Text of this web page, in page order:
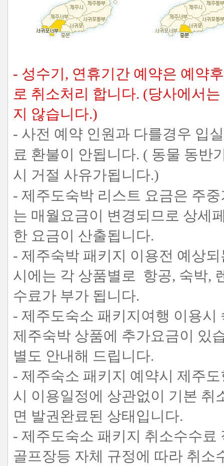
- 성수기, 연휴기간 예약은 예약
로 취소처리 합니다. (당사에서
지 않습니다.)
- 사전 예약 인원과 다를경우 입
료 환불이 안됩니다. ( 동물 동반
시 거절 사유가됩니다.)
- 제주도숙박 리스트 요금은 주
는 매월요금이 변경되므로 상세
한 요금이 산출됩니다.
- 제주숙박 패키지 이용전 예상
시에는 각 상품별로 항공, 숙박,
수료가 부가 됩니다.
- 제주도숙소 패키지여행 이용
제주숙박 상품에 추가요금이 있
별도 안내해 드립니다.
- 제주숙소 패키지 예약시 제주
시 이용일정에 상관없이 기본 취
면 발권완료된 상태입니다.
- 제주도숙소 패키지 취소수수
골프장등 자체 규정에 따라 취소